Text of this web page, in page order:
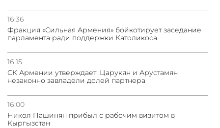
16:36
Фракция «Сильная Армения» бойкотирует заседание
парламента ради поддержки Католикоса
16:15
СК Армении утверждает: Царукян и Арустамян
незаконно завладели долей партнера
16:00
Никол Пашинян прибыл с рабочим визитом в
Кыргызстан